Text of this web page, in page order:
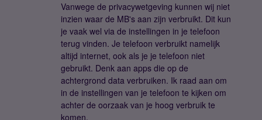
Vanwege de privacywetgeving kunnen wij niet
inzien waar de MB's aan zijn verbruikt. Dit kun
je vaak wel via de instellingen in je telefoon
terug vinden. Je telefoon verbruikt namelijk
altijd internet, ook als je je telefoon niet
gebruikt. Denk aan apps die op de
achtergrond data verbruiken. Ik raad aan om
in de instellingen van je telefoon te kijken om
achter de oorzaak van je hoog verbruik te
komen.